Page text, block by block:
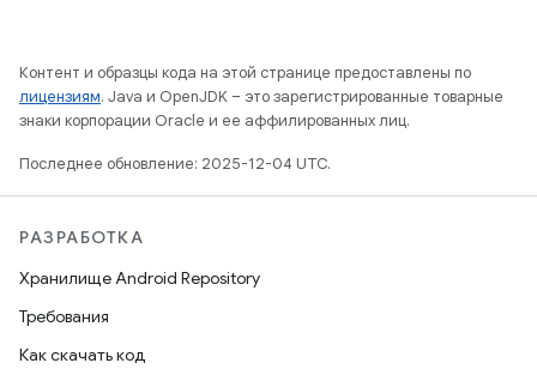
Контент и образцы кода на этой странице предоставлены по
лицензиям. Java и OpenJDK – это зарегистрированные товарные
знаки корпорации Oracle и ее аффилированных лиц.
Последнее обновление: 2025-12-04 UTC.
РАЗРАБОТКА
Хранилище Android Repository
Требования
Как скачать код